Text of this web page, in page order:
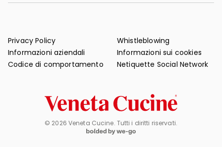
Supporto post-vendita
Privacy Policy
Informazioni aziendali
Codice di comportamento
Whistleblowing
Informazioni sui cookies
Netiquette Social Network
© 2026 Veneta Cucine. Tutti i diritti riservati.